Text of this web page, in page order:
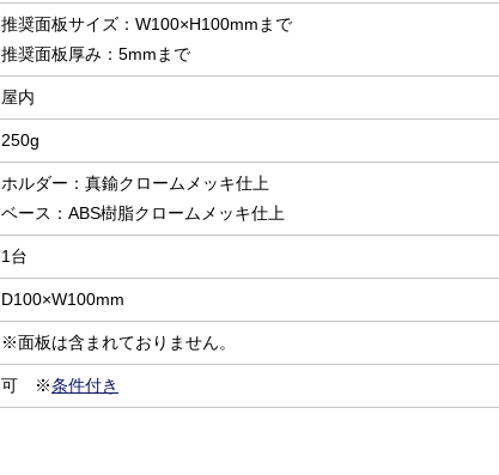
推奨面板サイズ：W100×H100mmまで
推奨面板厚み：5mmまで
屋内
250g
ホルダー：真鍮クロームメッキ仕上
ベース：ABS樹脂クロームメッキ仕上
1台
D100×W100mm
※面板は含まれておりません。
可 ※条件付き